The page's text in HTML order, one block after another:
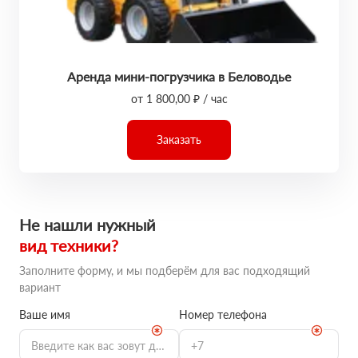
Аренда мини-погрузчика в Беловодье
от 1 800,00 ₽ / час
Заказать
Не нашли нужный
вид техники?
Заполните форму, и мы подберём для вас подходящий
вариант
Ваше имя
Номер телефона